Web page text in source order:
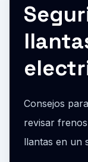
Consejos
revisar
llantas en un